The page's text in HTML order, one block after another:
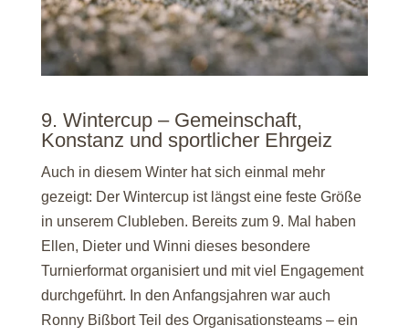
9. Wintercup – Gemeinschaft,
Konstanz und sportlicher Ehrgeiz
Auch in diesem Winter hat sich einmal mehr
gezeigt: Der Wintercup ist längst eine feste Größe
in unserem Clubleben. Bereits zum 9. Mal haben
Ellen, Dieter und Winni dieses besondere
Turnierformat organisiert und mit viel Engagement
durchgeführt. In den Anfangsjahren war auch
Ronny Bißbort Teil des Organisationsteams – ein